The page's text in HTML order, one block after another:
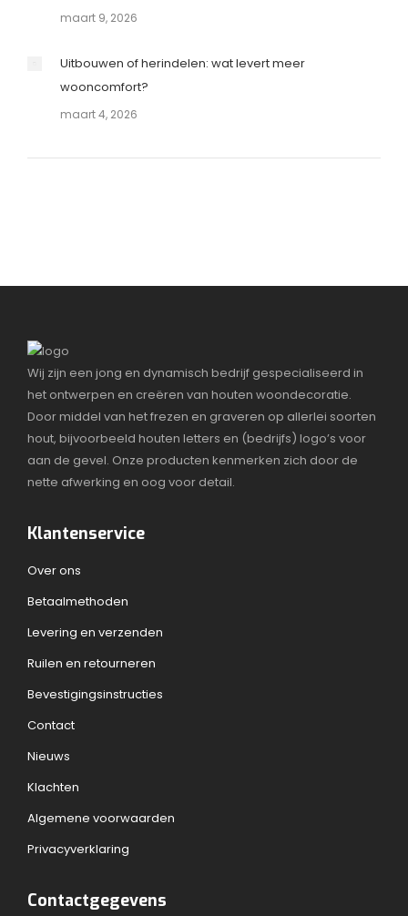
maart 9, 2026
Uitbouwen of herindelen: wat levert meer
wooncomfort?
maart 4, 2026
Wij zijn een jong en dynamisch bedrijf gespecialiseerd in
het ontwerpen en creëren van houten woondecoratie.
Door middel van het frezen en graveren op allerlei soorten
hout, bijvoorbeeld houten letters en (bedrijfs) logo’s voor
aan de gevel. Onze producten kenmerken zich door de
nette afwerking en oog voor detail.
Klantenservice
Over ons
Betaalmethoden
Levering en verzenden
Ruilen en retourneren
Bevestigingsinstructies
Contact
Nieuws
Klachten
Algemene voorwaarden
Privacyverklaring
Contactgegevens